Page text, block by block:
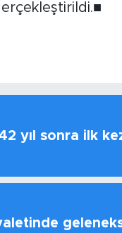
yıl sonra ilk